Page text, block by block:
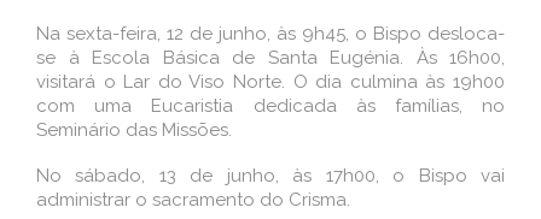
Na sexta-feira, 12 de junho, às 9h45, o Bispo desloca-
se à Escola Básica de Santa Eugénia. Às 16h00,
visitará o Lar do Viso Norte. O dia culmina às 19h00
com uma Eucaristia dedicada às famílias, no
Seminário das Missões.
No sábado, 13 de junho, às 17h00, o Bispo vai
administrar o sacramento do Crisma.